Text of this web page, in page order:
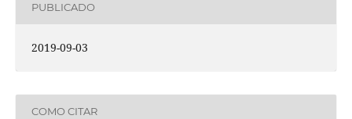
PUBLICADO
2019-09-03
COMO CITAR